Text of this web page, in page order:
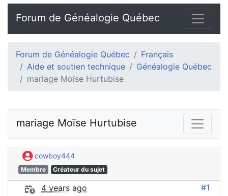
Forum de Généalogie Québec
Forum de Généalogie Québec
Français
Aide et soutien technique
Généalogie Québec
mariage Moïse Hurtubise
mariage Moïse Hurtubise
cowboy444
Membre Créateur du sujet
4 years ago #1